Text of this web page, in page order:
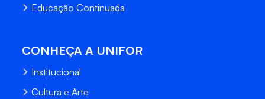
Educação Continuada
CONHEÇA A UNIFOR
Institucional
Cultura e Arte